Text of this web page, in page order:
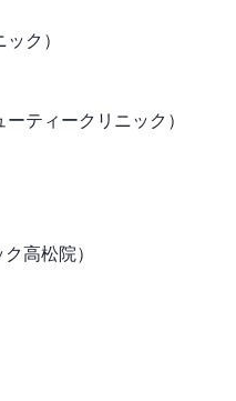
ク）
ティークリニック）
高松院）